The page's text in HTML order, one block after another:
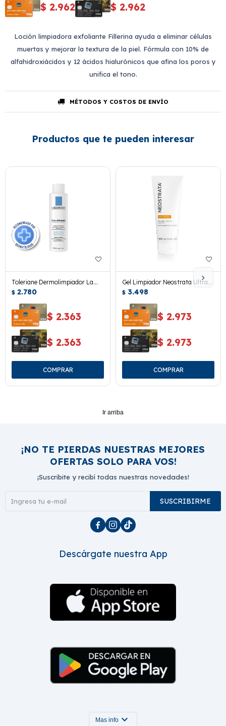
$ 2.962 $ 2.962
Loción limpiadora exfoliante Fillerina ayuda a eliminar células
muertas y mejorar la textura de la piel. Fórmula con 10% de
alfahidroxiácidos y 12 ácidos hialurónicos que afina los poros y
unifica el tono.
MÉTODOS Y COSTOS DE ENVÍO
Productos que te pueden interesar
Toleriane Dermolimpiador La
Roche Posay 200 Ml.
$ 2.780
$ 2.363
$ 2.363
Gel Limpiador Neostrata Ultra
Brightening Cleanser
$ 3.498
$ 2.973
$ 2.973
Ir arriba
¡NO TE PIERDAS NUESTRAS MEJORES
OFERTAS SOLO PARA VOS!
¡Suscribite y recibí todas nuestras novedades!
SUSCRIBIRME
  
Descárgate nuestra App
Mas info expand_more